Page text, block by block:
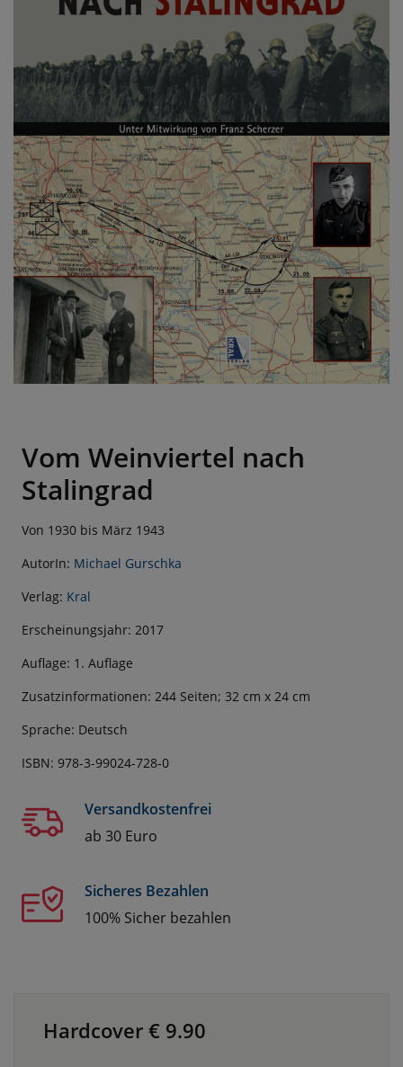
Vom Weinviertel nach
Stalingrad
Von 1930 bis März 1943
AutorIn: Michael Gurschka
Verlag: Kral
Erscheinungsjahr: 2017
Auflage: 1. Auflage
Zusatzinformationen: 244 Seiten; 32 cm x 24 cm
Sprache: Deutsch
ISBN: 978-3-99024-728-0
Versandkostenfrei
ab 30 Euro
Sicheres Bezahlen
100% Sicher bezahlen
Hardcover € 9.90